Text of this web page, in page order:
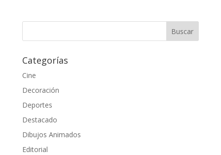
Categorías
Cine
Decoración
Deportes
Destacado
Dibujos Animados
Editorial